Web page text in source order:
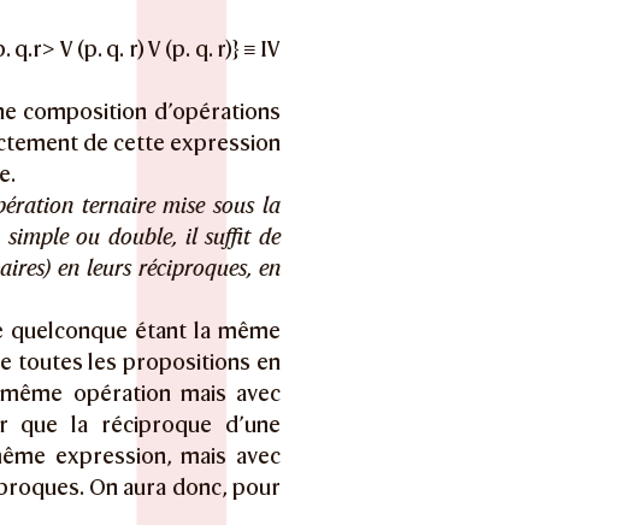
q.r> V (p. q. r) V (p. q. r)} ≡ IV
composition d’opérations
de cette expression
ternaire mise sous la
simple ou double, il suffit de
en leurs réciproques, en
étant la même
toutes les propositions en
opération mais avec
que la réciproque d’une
expression, mais avec
On aura donc, pour